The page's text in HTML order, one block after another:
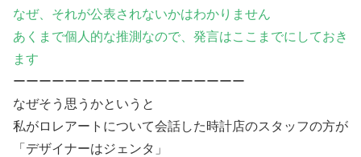
なぜ、それが公表されないかはわかりません
あくまで個人的な推測なので、発言はここまでにしておき
ます
ーーーーーーーーーーーーーーーーーー
なぜそう思うかというと
私がロレアートについて会話した時計店のスタッフの方が
「デザイナーはジェンタ」